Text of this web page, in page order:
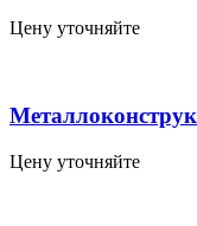
Цену уточняйте
Цену уточняйте